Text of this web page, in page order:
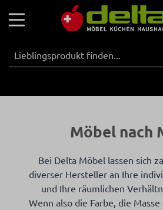
Zum Hauptinhalt springen
Möbel nach
Bei Delta Möbel lassen sich
diverser Hersteller an Ihre
und Ihre räumlichen
Wenn also die Farbe, die